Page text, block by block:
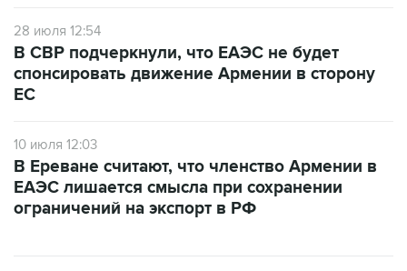
28 июля 12:54
В СВР подчеркнули, что ЕАЭС не будет
спонсировать движение Армении в сторону
ЕС
10 июля 12:03
В Ереване считают, что членство Армении в
ЕАЭС лишается смысла при сохранении
ограничений на экспорт в РФ